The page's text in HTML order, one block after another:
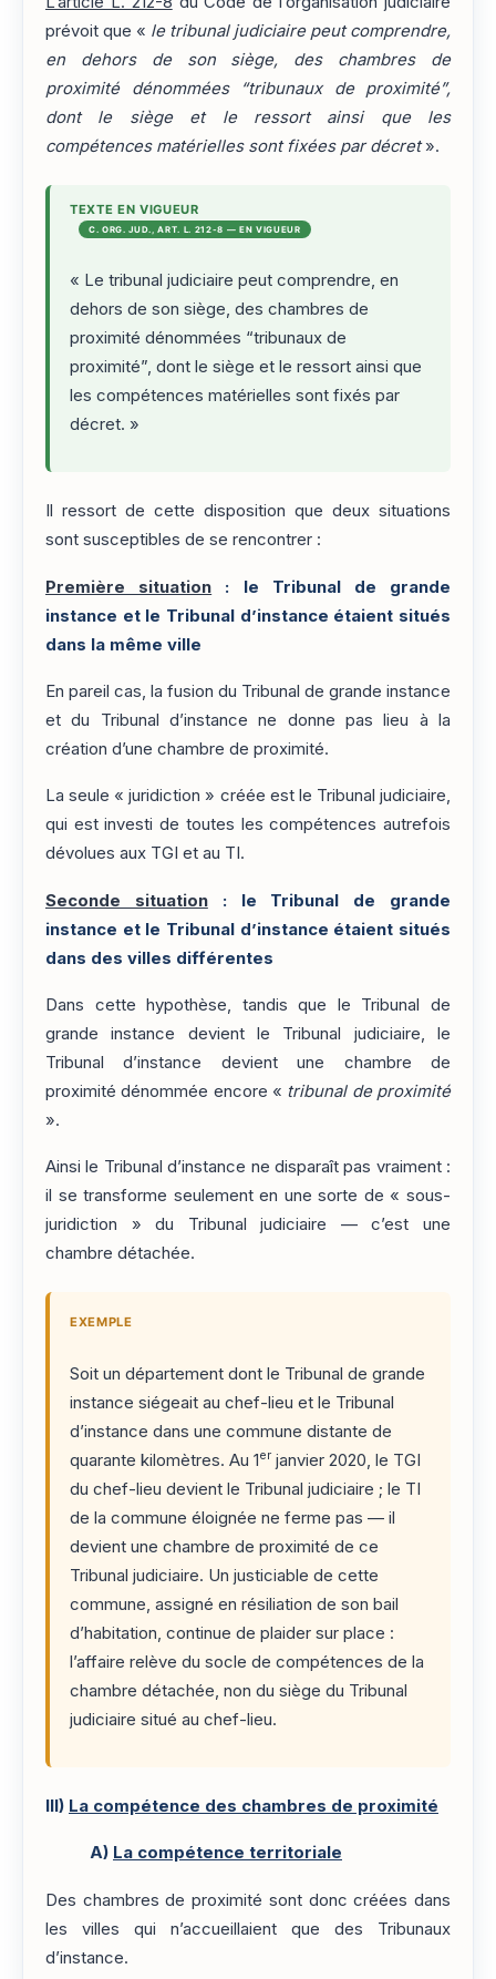
prévoit que « le tribunal judiciaire peut comprendre,
en dehors de son siège, des chambres de
proximité dénommées “tribunaux de proximité”,
dont le siège et le ressort ainsi que les
compétences matérielles sont fixées par décret».
TEXTE EN VIGUEUR
C. ORG. JUD., ART. L. 212-8 — EN VIGUEUR
« Le tribunal judiciaire peut comprendre, en
dehors de son siège, des chambres de
proximité dénommées “tribunaux de
proximité”, dont le siège et le ressort ainsi que
les compétences matérielles sont fixés par
décret. »
Il ressort de cette disposition que deux situations
sont susceptibles de se rencontrer :
Première situation : le Tribunal de grande
instance et le Tribunal d’instance étaient situés
dans la même ville
En pareil cas, la fusion du Tribunal de grande instance
et du Tribunal d’instance ne donne pas lieu à la
création d’une chambre de proximité.
La seule « juridiction » créée est le Tribunal judiciaire,
qui est investi de toutes les compétences autrefois
dévolues aux TGI et au TI.
Seconde situation: le Tribunal de grande
instance et le Tribunal d’instance étaient situés
dans des villes différentes
Dans cette hypothèse, tandis que le Tribunal de
grande instance devient le Tribunal judiciaire, le
Tribunal d’instance devient une chambre de
proximité dénommée encore « tribunal de proximité
».
Ainsi le Tribunal d’instance ne disparaît pas vraiment :
il se transforme seulement en une sorte de « sous-
juridiction » du Tribunal judiciaire — c’est une
chambre détachée.
EXEMPLE
Soit un département dont le Tribunal de grande
instance siégeait au chef-lieu et le Tribunal
d’instance dans une commune distante de
quarante kilomètres. Au 1er janvier 2020, le TGI
du chef-lieu devient le Tribunal judiciaire ; le TI
de la commune éloignée ne ferme pas — il
devient une chambre de proximité de ce
Tribunal judiciaire. Un justiciable de cette
commune, assigné en résiliation de son bail
d’habitation, continue de plaider sur place :
l’affaire relève du socle de compétences de la
chambre détachée, non du siège du Tribunal
judiciaire situé au chef-lieu.
III) La compétence des chambres de proximité
A) La compétence territoriale
Des chambres de proximité sont donc créées dans
les villes qui n’accueillaient que des Tribunaux
d’instance.